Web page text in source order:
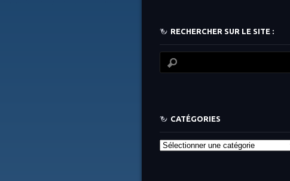
RECHERCHER SUR LE SITE :
CATÉGORIES
Catégories